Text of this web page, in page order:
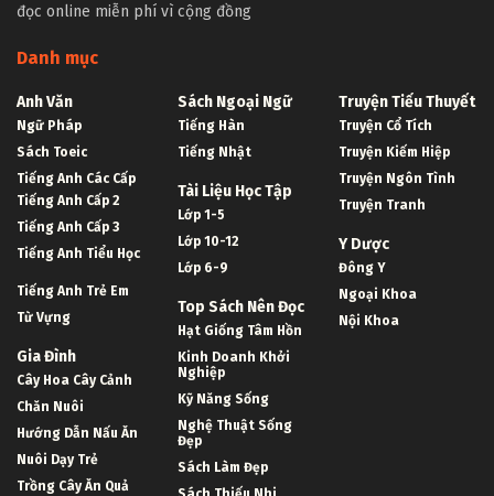
đọc online miễn phí vì cộng đồng
Danh mục
Anh Văn
Ngữ Pháp
Sách Toeic
Tiếng Anh Các Cấp
Tiếng Anh Cấp 2
Tiếng Anh Cấp 3
Tiếng Anh Tiểu Học
Tiếng Anh Trẻ Em
Từ Vựng
Gia Đình
Cây Hoa Cây Cảnh
Chăn Nuôi
Hướng Dẫn Nấu Ăn
Nuôi Dạy Trẻ
Trồng Cây Ăn Quả
Sách Ngoại Ngữ
Tiếng Hàn
Tiếng Nhật
Tài Liệu Học Tập
Lớp 1-5
Lớp 10-12
Lớp 6-9
Top Sách Nên Đọc
Hạt Giống Tâm Hồn
Kinh Doanh Khởi
Nghiệp
Kỹ Năng Sống
Nghệ Thuật Sống
Đẹp
Sách Làm Đẹp
Truyện Tiểu Thuyết
Truyện Cổ Tích
Truyện Kiếm Hiệp
Truyện Ngôn Tình
Truyện Tranh
Y Dược
Đông Y
Ngoại Khoa
Nội Khoa